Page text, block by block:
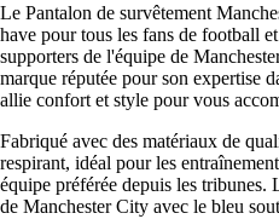
Le Pantalon de survêtement
have pour tous les fans de football
supporters de l'équipe de
marque réputée pour son expertise
allie confort et style pour vous
Fabriqué avec des matériaux de
respirant, idéal pour les
équipe préférée depuis les tribunes.
de Manchester City avec le bleu